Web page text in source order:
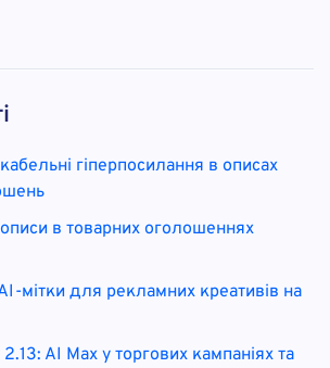
гіперпосилання в описах
в товарних оголошеннях
мітки для рекламних креативів на
AI Max у торгових кампаніях та